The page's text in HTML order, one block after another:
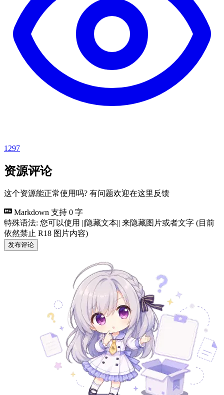
1297
资源评论
这个资源能正常使用吗? 有问题欢迎在这里反馈
Markdown 支持 0 字
特殊语法: 您可以使用 ||隐藏文本|| 来隐藏图片或者文字 (目前
依然禁止 R18 图片内容)
发布评论